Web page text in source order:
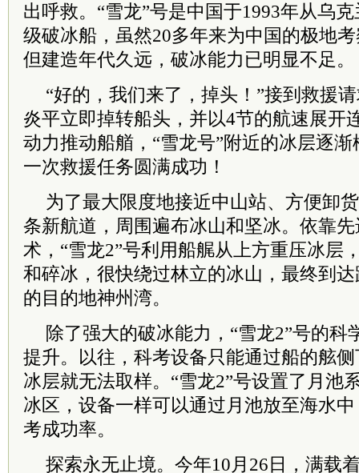
出呼救。“雪龙”号是中国于1993年从乌
级破冰船，虽然20多年来为中国的极地
但建造年代久远，破冰能力已明显不足。
“好的，我们来了，掉头！”接到救援
炎平立即掉转船头，并以4节的航速展开
动力推动船艏，“雪龙号”附近的冰层逐渐
一次救援任务圆满成功！
为了最大限度地接近中山站、方便卸
条新航道，周围遍布冰山和坚冰。依靠
术，“雪龙2”号利用船艉从上方重压冰层
和碎冰，很快绕过林立的冰山，最终到
的目的地神州湾。
除了强大的破冰能力，“雪龙2”号的科
提升。以往，科考设备只能通过船的舷
冰层就无法取样。“雪龙2”号设置了月池
冰区，设备一样可以通过月池放至海水
考成功率。
探索永无止境。今年10月26日，满载